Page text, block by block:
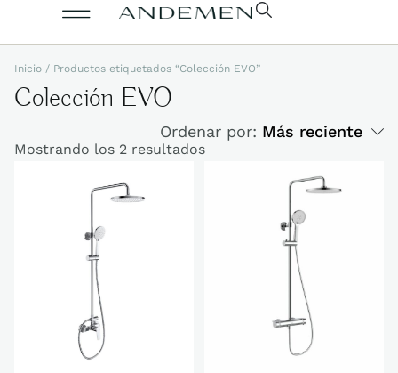
Inicio / Productos etiquetados “Colección EVO”
Colección EVO
Ordenar por: Más reciente
Mostrando los 2 resultados